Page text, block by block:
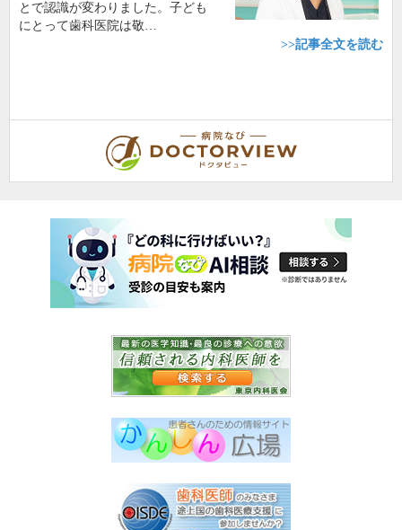
とで認識が変わりました。子ども
にとって歯科医院は敬…
>>記事全文を読む